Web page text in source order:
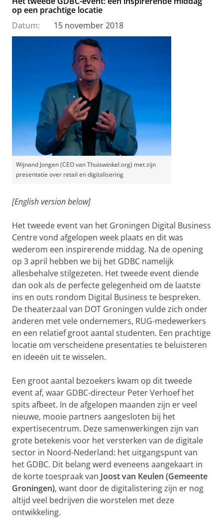
op een prachtige locatie
Datum:
15 november 2018
Wijnand Jongen (CEO van Thuiswinkel.org) met zijn
presentatie over retail en digitalisering
[English version below]
Het tweede event van het Groningen Digital Business
Centre vond afgelopen week plaats en dit was
wederom een inspirerende middag. Na de opening
op 3 april hebben we bij het GDBC namelijk
allesbehalve stilgezeten. Het tweede event diende
dan ook als de perfecte gelegenheid om de laatste
ins en outs rondom Digital Business te bespreken.
De theaterzaal van DOT Groningen vulde zich onder
anderen met vele ondernemers, RUG-medewerkers
en een relatief groot aantal studenten. Een prachtige
locatie om verscheidene presentaties te beluisteren
en ideeën uit te wisselen.
Een groot aantal bezoekers kwam op dit tweede
event af, waar GDBC-directeur Peter Verhoef het
spits afbeet. In de afgelopen maanden zijn er veel
nieuwe, mooie partners aangesloten bij het
expertisecentrum. Deze samenwerkingen zijn van
grote betekenis voor het versterken van de digitale
sector in Noord-Nederland: het uitgangspunt van
het GDBC. Dit belang werd eveneens aangekaart in
de korte toespraak van Joost van Keulen (Gemeente
Groningen), want door de digitalistering zijn er nog
altijd veel bedrijven die worstelen met deze
ontwikkeling.